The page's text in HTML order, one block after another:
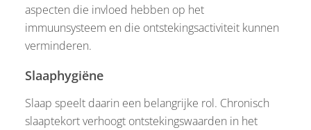
aspecten die invloed hebben op het
immuunsysteem en die ontstekingsactiviteit kunnen
verminderen.
Slaaphygiëne
Slaap speelt daarin een belangrijke rol. Chronisch
slaaptekort verhoogt ontstekingswaarden in het